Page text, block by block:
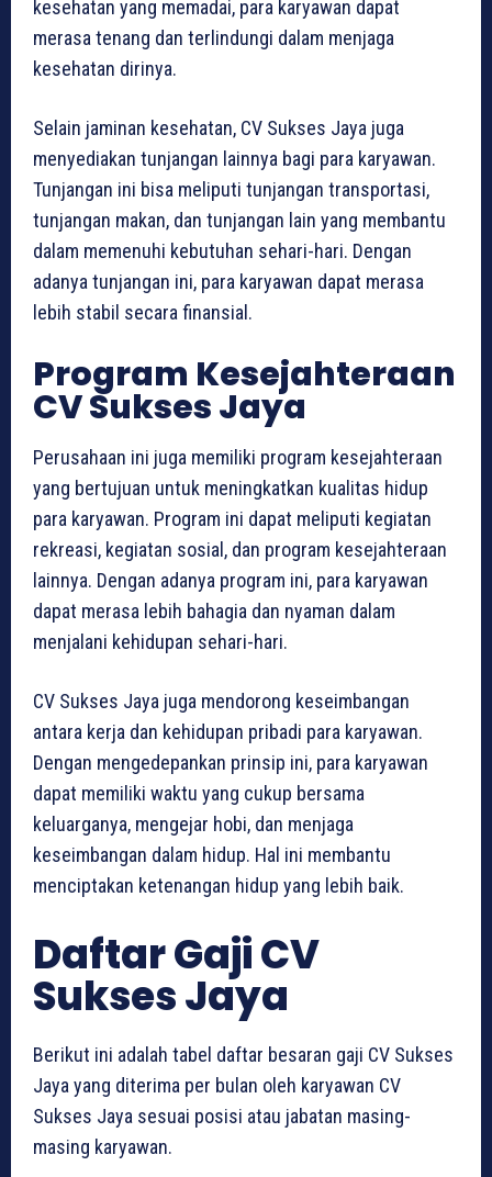
kesehatan yang memadai, para karyawan dapat
merasa tenang dan terlindungi dalam menjaga
kesehatan dirinya.
Selain jaminan kesehatan, CV Sukses Jaya juga
menyediakan tunjangan lainnya bagi para karyawan.
Tunjangan ini bisa meliputi tunjangan transportasi,
tunjangan makan, dan tunjangan lain yang membantu
dalam memenuhi kebutuhan sehari-hari. Dengan
adanya tunjangan ini, para karyawan dapat merasa
lebih stabil secara finansial.
Program Kesejahteraan
CV Sukses Jaya
Perusahaan ini juga memiliki program kesejahteraan
yang bertujuan untuk meningkatkan kualitas hidup
para karyawan. Program ini dapat meliputi kegiatan
rekreasi, kegiatan sosial, dan program kesejahteraan
lainnya. Dengan adanya program ini, para karyawan
dapat merasa lebih bahagia dan nyaman dalam
menjalani kehidupan sehari-hari.
CV Sukses Jaya juga mendorong keseimbangan
antara kerja dan kehidupan pribadi para karyawan.
Dengan mengedepankan prinsip ini, para karyawan
dapat memiliki waktu yang cukup bersama
keluarganya, mengejar hobi, dan menjaga
keseimbangan dalam hidup. Hal ini membantu
menciptakan ketenangan hidup yang lebih baik.
Daftar Gaji CV
Sukses Jaya
Berikut ini adalah tabel daftar besaran gaji CV Sukses
Jaya yang diterima per bulan oleh karyawan CV
Sukses Jaya sesuai posisi atau jabatan masing-
masing karyawan.